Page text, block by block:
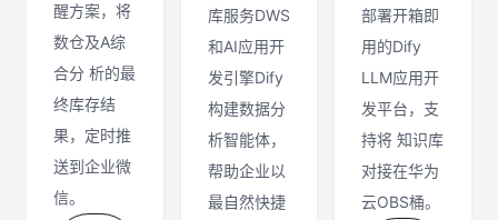
醒方案，将
数仓及A综
合分 析的最
终库存结
果，定时推
送到企业微
信。
库服务DWS
和AI应用开
发引擎Dify
构建数据分
析智能体，
帮助企业以
最自然快捷
部署开箱即
用的Dify
LLM应用开
发平台，支
持将 知识库
对接在华为
云OBS桶。